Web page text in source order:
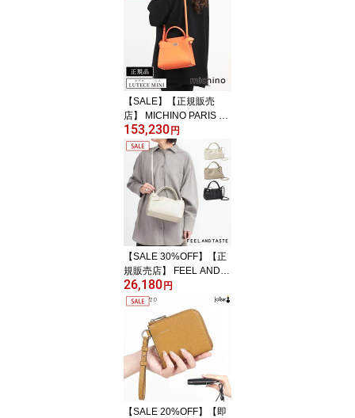
【SALE】【正規販売
店】 MICHINO PARIS ミ
チノパリ バッグ LUTEC
E mini 2WAY ハンドバッ
グ B105｜michino paris
パリ 斜め掛け ミニ コン
パクト シンプル レザー
本革 ヤスミチノ イタリ
ア製 大人 ブランド プレ
ゼント 新品 公式 正規品
【▼20】
153,230円
【SALE 30%OFF】【正
規販売店】 FEEL AND T
ASTE フィールアンドテ
イスト バーノット ソフ
トショルダー F191B471
| エレガント クワイエッ
ト ラグジュアリー シン
プル ミニマル お洒落 手
提げ 上質 本革 イタリア
ンレザー 日本製 日本製
正規品【▼30】
26,180円
【SALE 20%OFF】【即